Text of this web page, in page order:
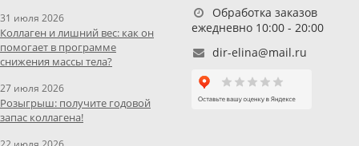
31 июля 2026
Коллаген и лишний вес: как он
помогает в программе
снижения массы тела?
27 июля 2026
Розыгрыш: получите годовой
запас коллагена!
Обработка заказов
ежедневно 10:00 - 20:00
dir-elina@mail.ru